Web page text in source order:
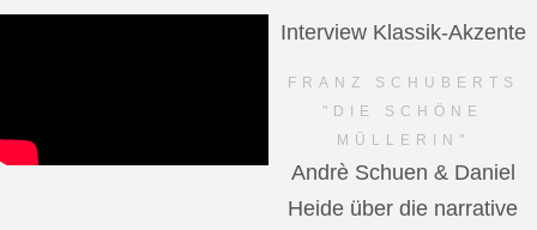
Interview Klassik-Akzente
FRANZ SCHUBERTS
"DIE SCHÖNE
MÜLLERIN"
Andrè Schuen & Daniel
Heide über die narrative